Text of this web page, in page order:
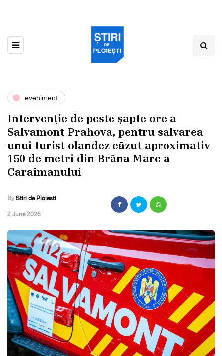
eveniment
Intervenţie de peste şapte ore a
Salvamont Prahova, pentru salvarea
unui turist olandez căzut aproximativ
150 de metri din Brâna Mare a
Caraimanului
By Stiri de Ploiesti
,2 June 2026